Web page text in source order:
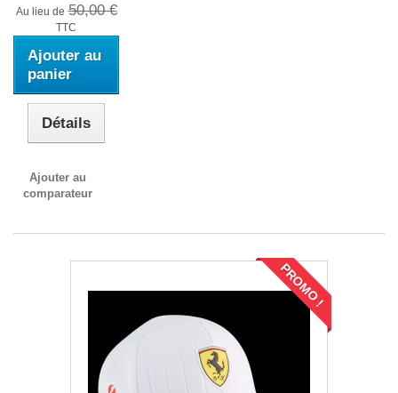
Au lieu de 50,00 €
TTC
Ajouter au
panier
Détails
Ajouter au
comparateur
PROMO !